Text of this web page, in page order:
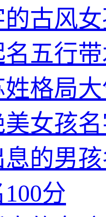
古风
五行
格局
女孩
的男孩
分